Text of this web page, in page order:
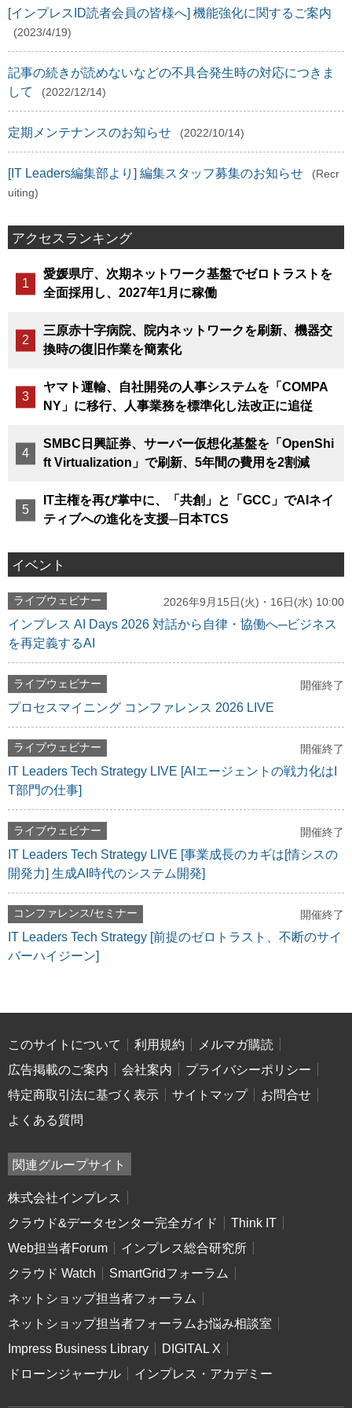
[インプレスID読者会員の皆様へ] 機能強化に関するご案内
(2023/4/19)
記事の続きが読めないなどの不具合発生時の対応につきま
して
(2022/12/14)
定期メンテナンスのお知らせ (2022/10/14)
[IT Leaders編集部より] 編集スタッフ募集のお知らせ
(Recr
uiting)
アクセスランキング
愛媛県庁、次期ネットワーク基盤でゼロトラストを
全面採用し、2027年1月に稼働
三原赤十字病院、院内ネットワークを刷新、機器交
換時の復旧作業を簡素化
ヤマト運輸、自社開発の人事システムを「COMPA
NY」に移行、人事業務を標準化し法改正に追従
SMBC日興証券、サーバー仮想化基盤を「OpenShi
ft Virtualization」で刷新、5年間の費用を2割減
IT主権を再び掌中に、「共創」と「GCC」でAIネイ
ティブへの進化を支援─日本TCS
イベント
ライブウェビナー 2026年9月15日(火)・16日(水) 10:00
インプレス AI Days 2026 対話から自律・協働へ─ビジネス
を再定義するAI
ライブウェビナー 開催終了
プロセスマイニング コンファレンス 2026 LIVE
ライブウェビナー 開催終了
IT Leaders Tech Strategy LIVE [AIエージェントの戦力化はI
T部門の仕事]
ライブウェビナー 開催終了
IT Leaders Tech Strategy LIVE [事業成長のカギは[情シスの
開発力] 生成AI時代のシステム開発]
コンファレンス/セミナー 開催終了
IT Leaders Tech Strategy [前提のゼロトラスト、不断のサイ
バーハイジーン]
このサイトについて 利用規約
メルマガ購読
広告掲載のご案内
会社案内
プライバシーポリシー
特定商取引法に基づく表示
サイトマップ
お問合せ
よくある質問
関連グループサイト
株式会社インプレス
クラウド&データセンター完全ガイド
Think IT
Web担当者Forum
インプレス総合研究所
クラウド Watch
SmartGridフォーラム
ネットショップ担当者フォーラム
ネットショップ担当者フォーラムお悩み相談室
Impress Business Library
DIGITAL X
ドローンジャーナル
インプレス・アカデミー